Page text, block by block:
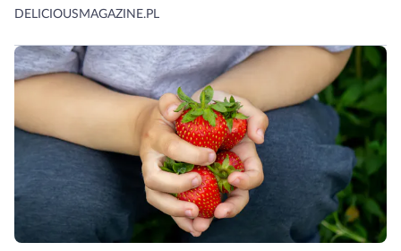
DELICIOUSMAGAZINE.PL